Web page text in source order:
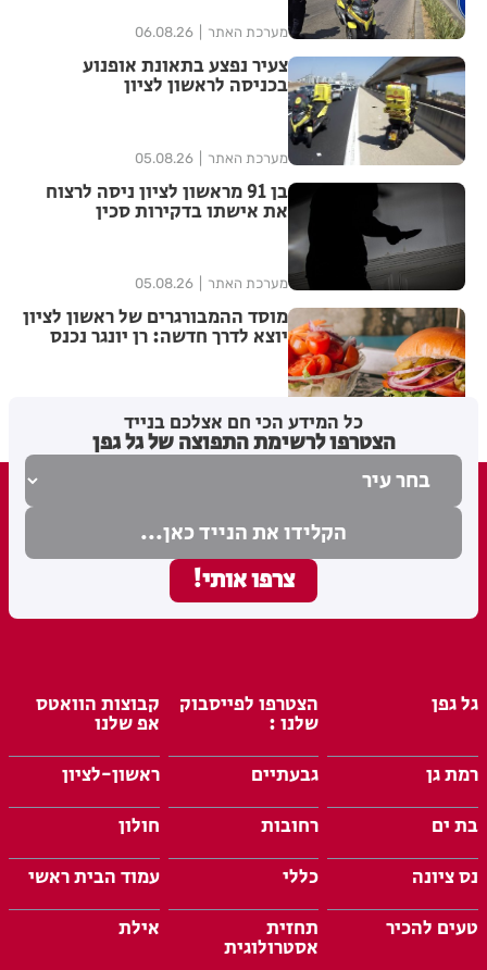
מערכת האתר 06.08.26
צעיר נפצע בתאונת אופנוע
בכניסה לראשון לציון
מערכת האתר 05.08.26
בן 91 מראשון לציון ניסה לרצוח
את אישתו בדקירות סכין
מערכת האתר 05.08.26
מוסד ההמבורגרים של ראשון לציון
יוצא לדרך חדשה: רן יונגר נכנס
כל המידע הכי חם אצלכם בנייד
הצטרפו לרשימת התפוצה של גל גפן
גל גפן הצטרפו לפייסבוק
שלנו :
קבוצות הוואטס
אפ שלנו
רמת גן
גבעתיים
ראשון-לציון
בת ים
רחובות
חולון
נס ציונה
כללי
עמוד הבית ראשי
טעים להכיר
תחזית
אסטרולוגית
אילת